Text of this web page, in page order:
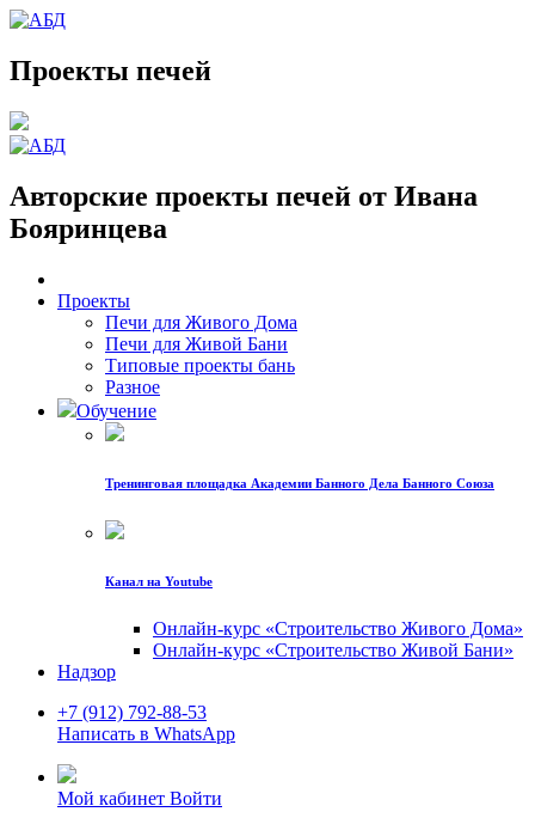
Проекты печей
Авторские проекты печей от Ивана
Бояринцева
Проекты
Печи для Живого Дома
Печи для Живой Бани
Типовые проекты бань
Разное
Обучение
Тренинговая площадка Академии Банного Дела Банного Союза
Канал на Youtube
Онлайн-курс «Строительство Живого Дома»
Онлайн-курс «Строительство Живой Бани»
Надзор
+7 (912) 792-88-53
Написать в WhatsApp
Мой кабинет Войти